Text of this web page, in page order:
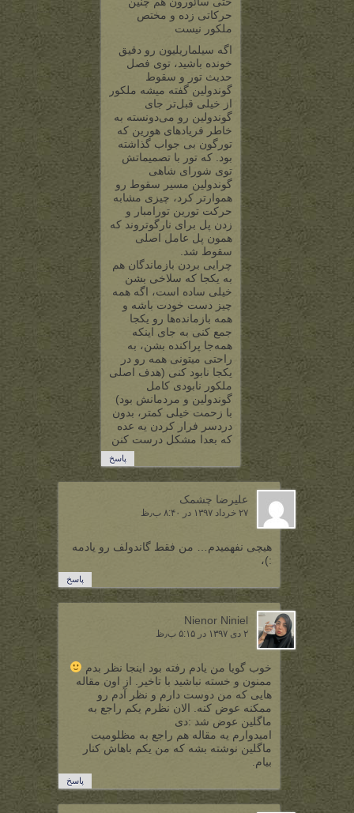
حرکاتی زده و مختص
ملکور نیست
اگه سیلماریلیون رو دقیق
خونده باشید، توی فصل
حدیث تور و سقوط
گوندولین گفته میشه ملکور
از خیلی قبل‌تر جای
گوندولین رو می‌دونسته به
خاطر فریادهای هورین که
تورگون بی جواب گذاشته
بود. که تور با تصمیماتش
توی شورای شاهی
گوندولین مسیر سقوط رو
هموارتر کرد، چیزی مشابه
حرکت تورین تورامبار و
زدن پل برای نارگوتروند که
همون پل عامل اصلی
سقوط شد.
چرایی بردن بازماندگان هم
به یکجا که سلاخی بشن
خیلی ساده است، اگه همه
چیز دست خودت باشه و
همه بازمانده‌ها رو یکجا
جمع کنی به جای اینکه
همه‌جا پراکنده بشن، به
راحتی میتونی همه رو در
یکجا نابود کنی (هدف اصلی
ملکور نابودی کامل
گوندولین و مردمانش بود)
با زحمت خیلی کمتر، بدون
دردسر فرار کردن یه عده
که بعدا مشکل درست کنن
پاسخ
علیرضا چشمک
۲۷ خرداد ۱۳۹۷ در ۸:۴۰ ب٫ظ
هیچی نفهمیدم… من فقط گاندولف رو یادمه
:)،
پاسخ
Nienor Niniel
۲ دی ۱۳۹۷ در ۵:۱۵ ب٫ظ
خوب گویا من یادم رفته بود اینجا نظر بدم
ممنون و خسته نباشید با تاخیر. از اون مقاله
هایی که من دوست دارم و نظر آدم رو
ممکنه عوض کنه. الان نظرم یکم راجع به
ماگلین عوض شد :دی
امیدوارم یه مقاله هم راجع به مظلومیت
ماگلین نوشته بشه که من یکم باهاش کنار
بیام.
پاسخ